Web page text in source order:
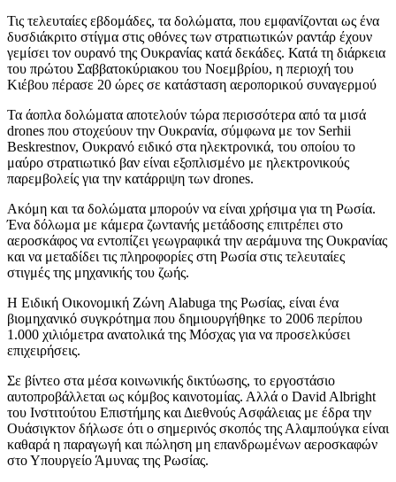
Τις τελευταίες εβδομάδες, τα δολώματα, που εμφανίζονται ως ένα
δυσδιάκριτο στίγμα στις οθόνες των στρατιωτικών ραντάρ έχουν
γεμίσει τον ουρανό της Ουκρανίας κατά δεκάδες. Κατά τη διάρκεια
του πρώτου Σαββατοκύριακου του Νοεμβρίου, η περιοχή του
Κιέβου πέρασε 20 ώρες σε κατάσταση αεροπορικού συναγερμού
Τα άοπλα δολώματα αποτελούν τώρα περισσότερα από τα μισά
drones που στοχεύουν την Ουκρανία, σύμφωνα με τον Serhii
Beskrestnov, Ουκρανό ειδικό στα ηλεκτρονικά, του οποίου το
μαύρο στρατιωτικό βαν είναι εξοπλισμένο με ηλεκτρονικούς
παρεμβολείς για την κατάρριψη των drones.
Ακόμη και τα δολώματα μπορούν να είναι χρήσιμα για τη Ρωσία.
Ένα δόλωμα με κάμερα ζωντανής μετάδοσης επιτρέπει στο
αεροσκάφος να εντοπίζει γεωγραφικά την αεράμυνα της Ουκρανίας
και να μεταδίδει τις πληροφορίες στη Ρωσία στις τελευταίες
στιγμές της μηχανικής του ζωής.
H Ειδική Οικονομική Ζώνη Alabuga της Ρωσίας, είναι ένα
βιομηχανικό συγκρότημα που δημιουργήθηκε το 2006 περίπου
1.000 χιλιόμετρα ανατολικά της Μόσχας για να προσελκύσει
επιχειρήσεις.
Σε βίντεο στα μέσα κοινωνικής δικτύωσης, το εργοστάσιο
αυτοπροβάλλεται ως κόμβος καινοτομίας. Αλλά ο David Albright
του Ινστιτούτου Επιστήμης και Διεθνούς Ασφάλειας με έδρα την
Ουάσιγκτον δήλωσε ότι ο σημερινός σκοπός της Αλαμπούγκα είναι
καθαρά η παραγωγή και πώληση μη επανδρωμένων αεροσκαφών
στο Υπουργείο Άμυνας της Ρωσίας.